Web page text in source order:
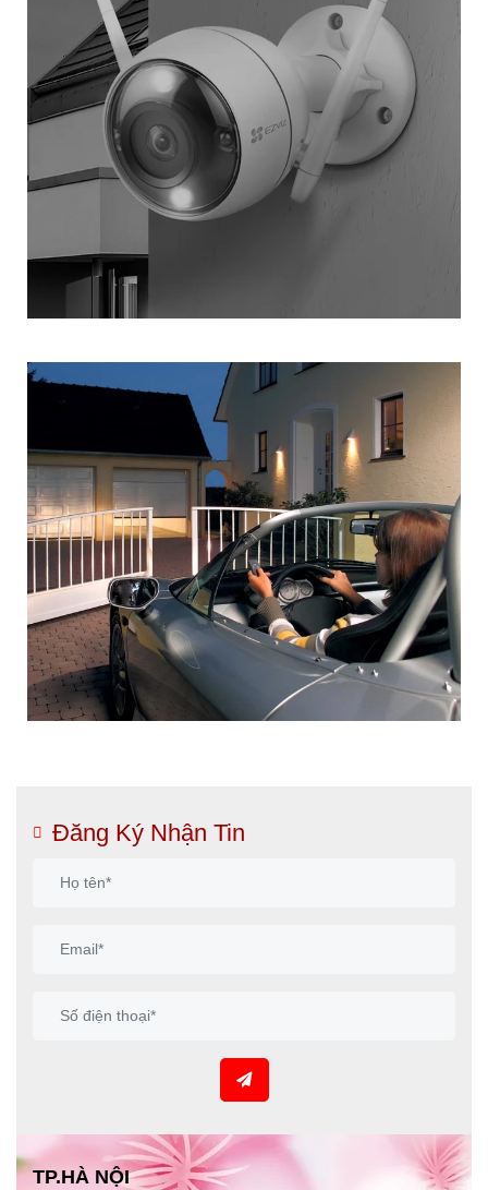
Đăng Ký Nhận Tin
TP.HÀ NỘI